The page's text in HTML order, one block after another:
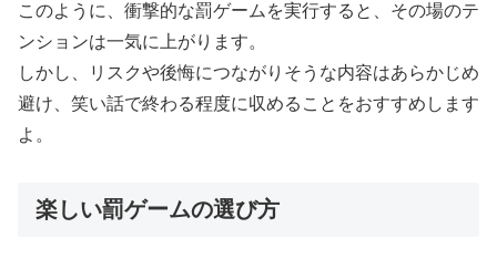
このように、衝撃的な罰ゲームを実行すると、その場のテ
ンションは一気に上がります。
しかし、リスクや後悔につながりそうな内容はあらかじめ
避け、笑い話で終わる程度に収めることをおすすめします
よ。
楽しい罰ゲームの選び方